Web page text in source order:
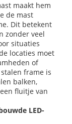
maakt hem
de mast
Dit betekent
zonder veel
situaties
locaties moet
of
frame is
balken,
fluitje van
LED-